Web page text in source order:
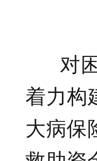
对困
着力构
大病保